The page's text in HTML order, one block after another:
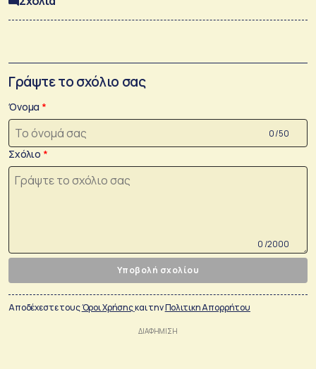
Γράψτε το σχόλιο σας
Όνομα
0 /50
Σχόλιο
0 /2000
Υποβολή σχολίου
Αποδέχεστε τουςΌροι Χρήσηςκαι τηνΠολιτικη Απορρήτου